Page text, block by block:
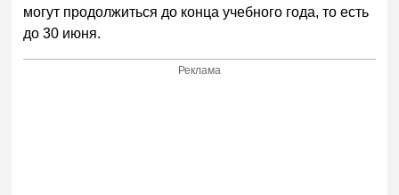
могут продолжиться до конца учебного года, то есть
до 30 июня.
Реклама